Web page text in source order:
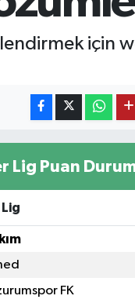
için
Lig Puan
FK